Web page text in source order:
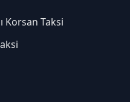
Korsan Taksi